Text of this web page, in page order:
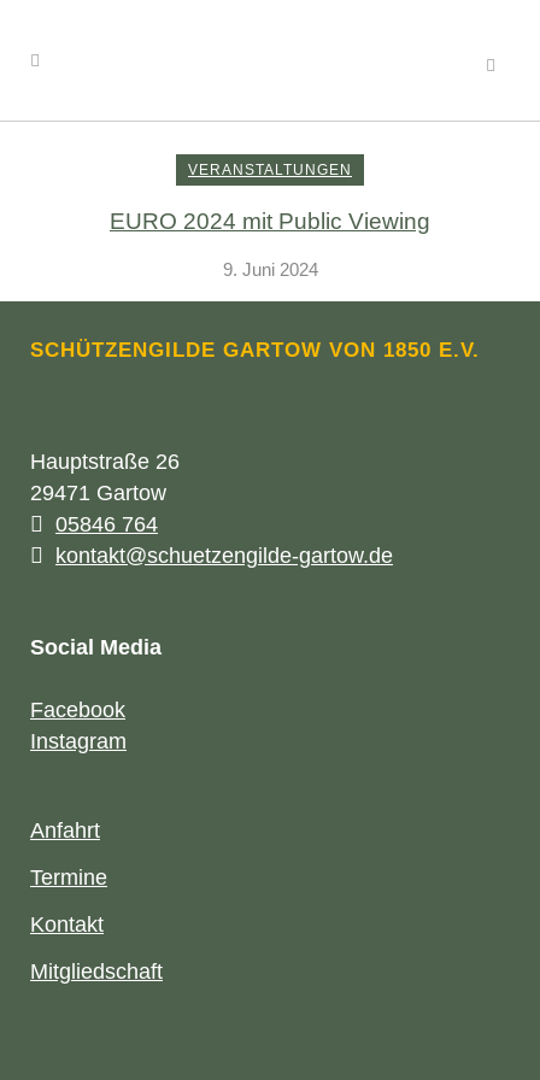
VERANSTALTUNGEN
EURO 2024 mit Public Viewing
9. Juni 2024
SCHÜTZENGILDE GARTOW VON 1850 E.V.
Hauptstraße 26
29471 Gartow
05846 764
kontakt@schuetzengilde-gartow.de
Social Media
Facebook
Instagram
Anfahrt
Termine
Kontakt
Mitgliedschaft